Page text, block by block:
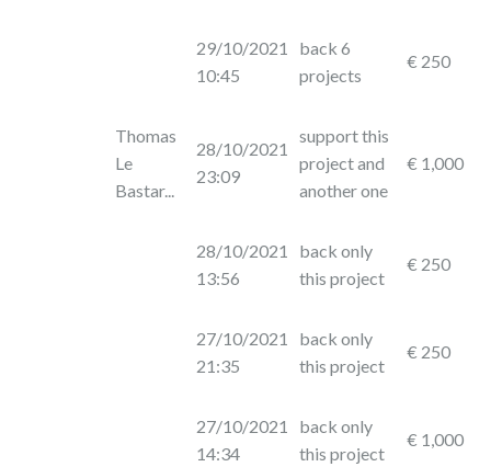
29/10/2021
10:45
back 6
projects
€ 250
Thomas
Le
Bastar...
28/10/2021
23:09
support this
project and
another one
€ 1,000
28/10/2021
13:56
back only
this project
€ 250
27/10/2021
21:35
back only
this project
€ 250
27/10/2021
14:34
back only
this project
€ 1,000